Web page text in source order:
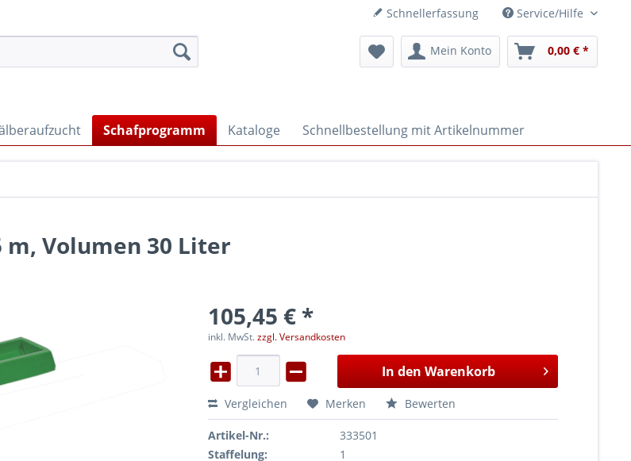
Schnellerfassung Service/Hilfe
Mein Konto 0,00 € *
Schafprogramm Kataloge Schnellbestellung mit Artikelnummer
Volumen 30 Liter
105,45 € *
inkl. MwSt.zzgl. Versandkosten
In den Warenkorb
Vergleichen Merken Bewerten
Artikel-Nr.:
333501
Staffelung:
1